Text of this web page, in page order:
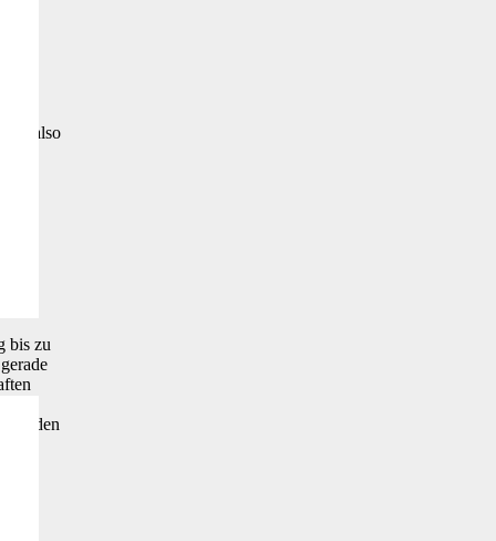
du also
bis zu
für den